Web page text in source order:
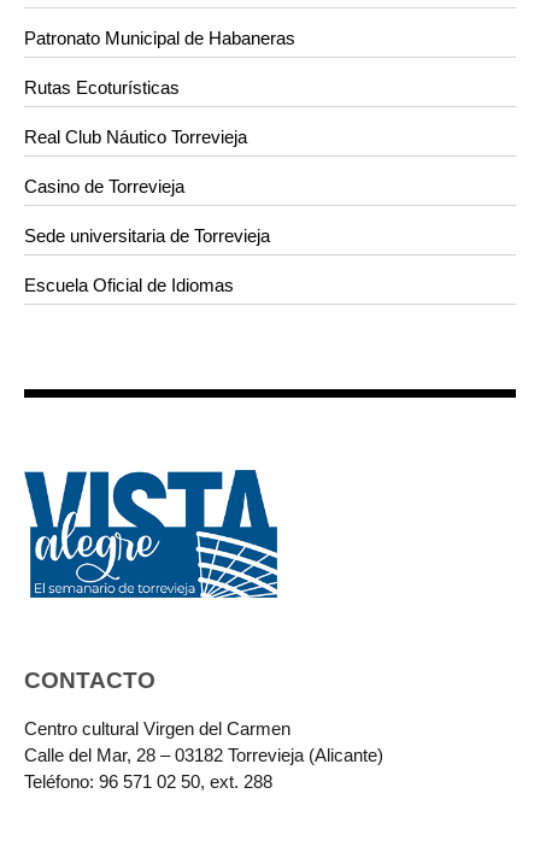
Patronato Municipal de Habaneras
Rutas Ecoturísticas
Real Club Náutico Torrevieja
Casino de Torrevieja
Sede universitaria de Torrevieja
Escuela Oficial de Idiomas
CONTACTO
Centro cultural Virgen del Carmen
Calle del Mar, 28 – 03182 Torrevieja (Alicante)
Teléfono: 96 571 02 50, ext. 288